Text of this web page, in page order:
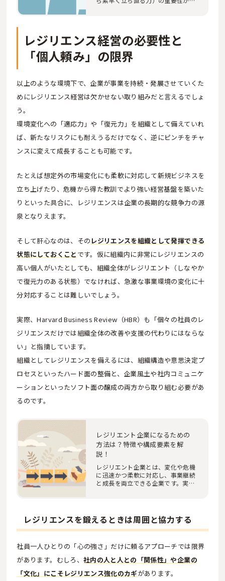
レジリエンス経営の必要性と
「個人頼み」の限界
以上のような環境下で、企業が事業を持続・発展させていくた
めにレジリエンス経営は欠かせない取り組みだと言えるでしょ
う。
環境変化への「適応力」や「復元力」を組織として備えていれ
ば、新たなリスクにも耐えうるだけでなく、逆にピンチをチャ
ンスに変えて成長することも可能です。
たとえば想定外の市場変化にも柔軟に対応して新規ビジネスを
立ち上げたり、危機から得た教訓でより強い経営基盤を築いた
りといった具合に、レジリエンスは企業の長期的な競争力の源
泉となりえます。
そして肝心なのは、その レジリエンスを組織として発揮できる
状態にしておくこと です。仮に組織内に非常にレジリエンスの
高い個人がいたとしても、組織全体がレジリエント（しなやか
で復元力のある状態）でなければ、急激な事業環境の変化に十
分対応することは難しいでしょう。
実際、Harvard Business Review（HBR）も「個々の社員のレ
ジリエンスだけでは組織全体の改善や支援の代わりにはならな
い」と指摘しています。
組織としてレジリエンスを備えるには、組織構造や意思決定プ
ロセスといったハード面の整備と、企業風土や社内コミュニケ
ーションといったソフト面の醸成の両方から取り組む必要があ
るのです。
レジリエント企業になるための
方法は？特徴や構成要素を解
説！
レジリエント企業とは、変化や危機
に迅速かつ柔軟に対応し、事業継続
と成長を両立できる企業です。実現
レジリエンスを鍛えるときは周囲と協力する
社員一人ひとりの「心の強さ」だけに頼るアプローチでは限界
があります。むしろ、 社内の人と人との「関係性」や企業の
「文化」にこそレジリエンス強化のカギがあります。